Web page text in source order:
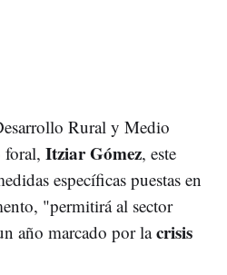
Rural y Medio
Itziar Gómez, este
específicas puestas en
"permitirá al sector
año marcado por lacrisis